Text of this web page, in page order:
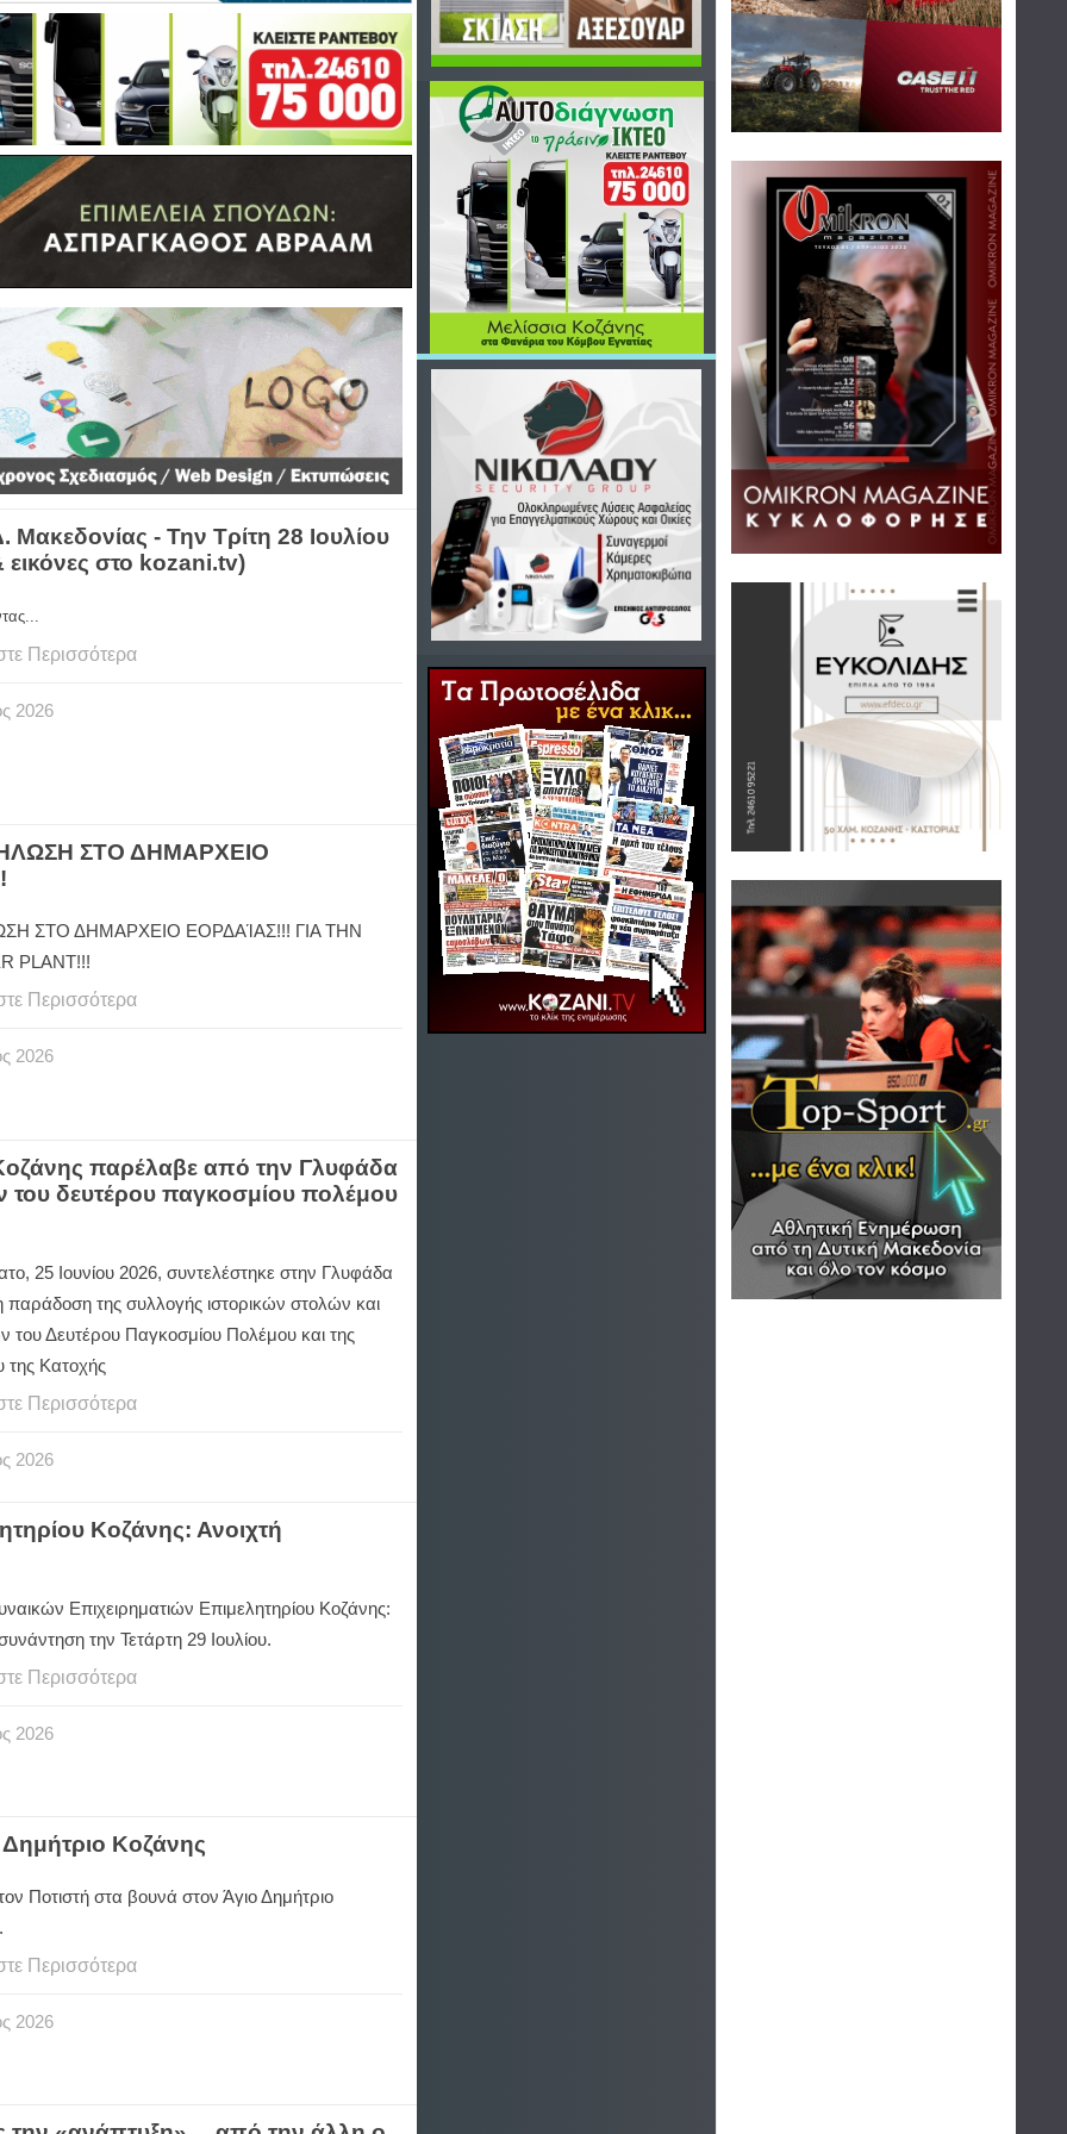
- Την Τρίτη 28 Ιουλίου
εικόνες στο kozani.tv)
Περισσότερα
2026
ΣΤΟ ΔΗΜΑΡΧΕΙΟ
ΣΤΟ ΔΗΜΑΡΧΕΙΟ ΕΟΡΔΑΊΑΣ!!! ΓΙΑ ΤΗΝ
PLANT!!!
Περισσότερα
2026
παρέλαβε από την Γλυφάδα
του δευτέρου παγκοσμίου πολέμου
25 Ιουνίου 2026, συντελέστηκε στην Γλυφάδα
παράδοση της συλλογής ιστορικών στολών και
του Δευτέρου Παγκοσμίου Πολέμου και της
της Κατοχής
Περισσότερα
2026
Κοζάνης: Ανοιχτή
Επιχειρηματιών Επιμελητηρίου Κοζάνης:
την Τετάρτη 29 Ιουλίου.
Περισσότερα
2026
Κοζάνης
Ποτιστή στα βουνά στον Άγιο Δημήτριο
Περισσότερα
2026